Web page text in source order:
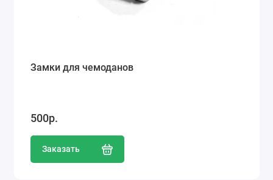
Замки для чемоданов
500р.
Заказать